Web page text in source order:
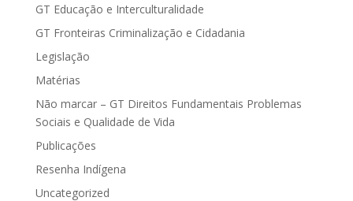
GT Educação e Interculturalidade
GT Fronteiras Criminalização e Cidadania
Legislação
Matérias
Não marcar – GT Direitos Fundamentais Problemas
Sociais e Qualidade de Vida
Publicações
Resenha Indígena
Uncategorized